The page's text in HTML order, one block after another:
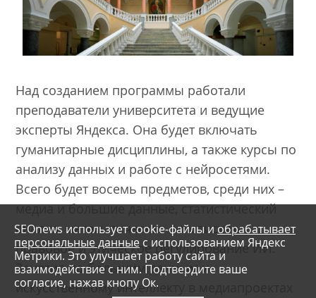
Над созданием программы работали
преподаватели университета и ведущие
эксперты Яндекса. Она будет включать
гуманитарные дисциплины, а также курсы по
анализу данных и работе с нейросетями.
Всего будет восемь предметов, среди них –
медиа и большие данные, статистический
анализ, математическая лингвистика,
правовое и этическое регулирование ИИ.
Занятия по большим данным и
искусственному интеллекту в медиапроектах
SEOnews использует cookie-файлы и обрабатывает
персональные данные с использованием Яндекс
Метрики. Это улучшает работу сайта и
взаимодействие с ним. Подтвердите ваше
согласие, нажав кнопу Ок.